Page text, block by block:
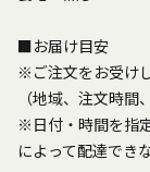
■お届け目安
※ご注文をお受け
（地域、注文時間
※日付・時間を指
によって配達でき